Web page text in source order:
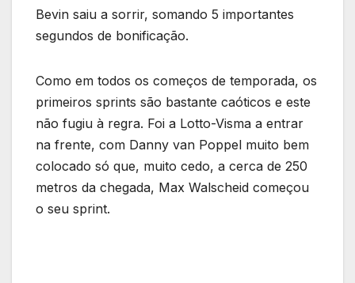
Bevin saiu a sorrir, somando 5 importantes
segundos de bonificação.
Como em todos os começos de temporada, os
primeiros sprints são bastante caóticos e este
não fugiu à regra. Foi a Lotto-Visma a entrar
na frente, com Danny van Poppel muito bem
colocado só que, muito cedo, a cerca de 250
metros da chegada, Max Walscheid começou
o seu sprint.